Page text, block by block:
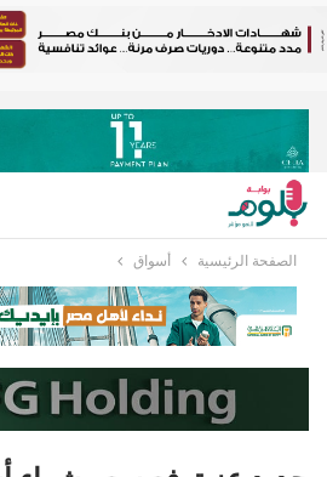
الصفحة الرئيسية أسواق